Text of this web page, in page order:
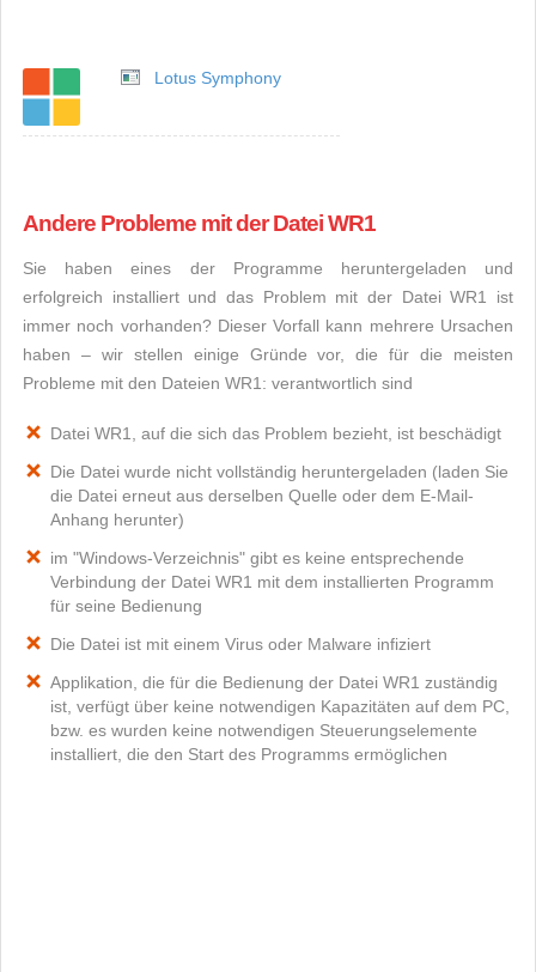
Lotus Symphony
Andere Probleme mit der Datei WR1
Sie haben eines der Programme heruntergeladen und
erfolgreich installiert und das Problem mit der Datei WR1 ist
immer noch vorhanden? Dieser Vorfall kann mehrere Ursachen
haben – wir stellen einige Gründe vor, die für die meisten
Probleme mit den Dateien WR1: verantwortlich sind
Datei WR1, auf die sich das Problem bezieht, ist beschädigt
Die Datei wurde nicht vollständig heruntergeladen (laden Sie
die Datei erneut aus derselben Quelle oder dem E-Mail-
Anhang herunter)
im "Windows-Verzeichnis" gibt es keine entsprechende
Verbindung der Datei WR1 mit dem installierten Programm
für seine Bedienung
Die Datei ist mit einem Virus oder Malware infiziert
Applikation, die für die Bedienung der Datei WR1 zuständig
ist, verfügt über keine notwendigen Kapazitäten auf dem PC,
bzw. es wurden keine notwendigen Steuerungselemente
installiert, die den Start des Programms ermöglichen